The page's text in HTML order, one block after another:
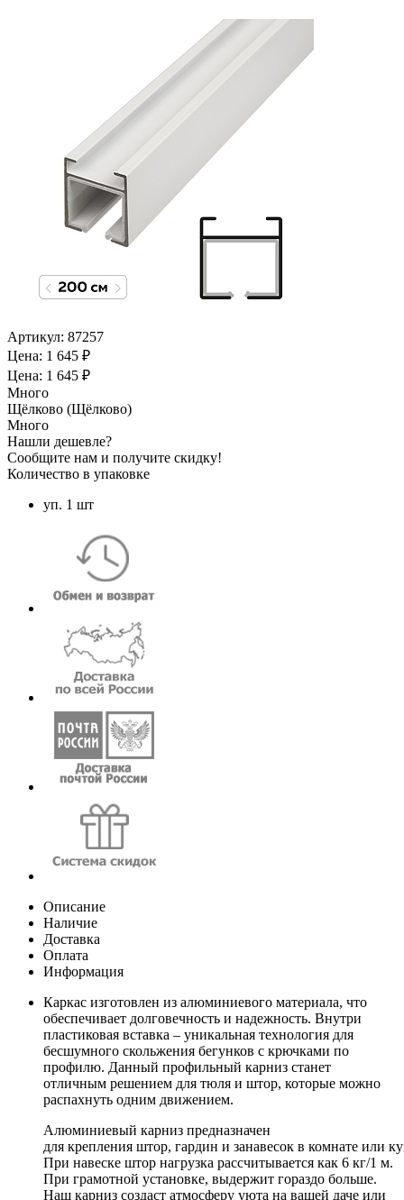
Артикул: 87257
Цена: 1 645 ₽
Цена: 1 645 ₽
Много
Щёлково (Щёлково)
Много
Нашли дешевле?
Сообщите нам и получите скидку!
Количество в упаковке
уп. 1 шт
Описание
Наличие
Доставка
Оплата
Информация
Каркас изготовлен из алюминиевого материала, что
обеспечивает долговечность и надежность. Внутри
пластиковая вставка – уникальная технология для
бесшумного скольжения бегунков с крючками по
профилю. Данный профильный карниз станет
отличным решением для тюля и штор, которые можно
распахнуть одним движением.
Алюминиевый карниз предназначен
для крепления штор, гардин и занавесок в комнате или
При навеске штор нагрузка рассчитывается как 6 кг/1 м.
При грамотной установке, выдержит гораздо больше.
Наш карниз создаст атмосферу уюта на вашей даче или